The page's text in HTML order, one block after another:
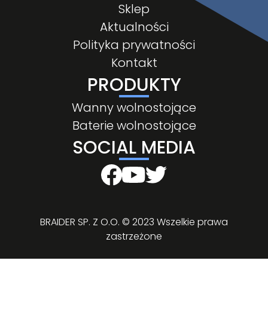
Sklep
Aktualności
Polityka prywatności
Kontakt
PRODUKTY
Wanny wolnostojące
Baterie wolnostojące
SOCIAL MEDIA
BRAIDER SP. Z O.O. © 2023 Wszelkie prawa
zastrzeżone